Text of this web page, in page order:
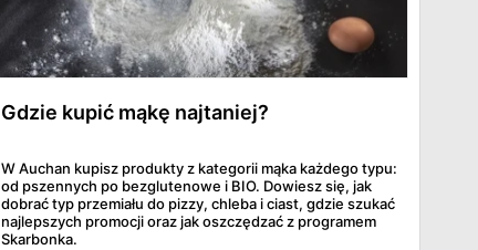
Gdzie kupić mąkę najtaniej?
W Auchan kupisz produkty z kategorii mąka każdego typu:
od pszennych po bezglutenowe i BIO. Dowiesz się, jak
dobrać typ przemiału do pizzy, chleba i ciast, gdzie szukać
najlepszych promocji oraz jak oszczędzać z programem
Skarbonka.